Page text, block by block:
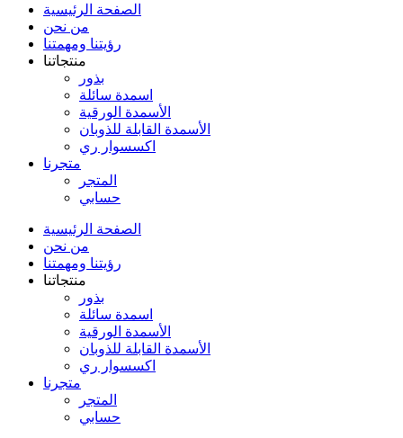
الصفحة الرئيسية
من نحن
رؤيتنا ومهمتنا
منتجاتنا
بذور
اسمدة سائلة
الأسمدة الورقية
الأسمدة القابلة للذوبان
اكسسوار ري
متجرنا
المتجر
حسابي
الصفحة الرئيسية
من نحن
رؤيتنا ومهمتنا
منتجاتنا
بذور
اسمدة سائلة
الأسمدة الورقية
الأسمدة القابلة للذوبان
اكسسوار ري
متجرنا
المتجر
حسابي